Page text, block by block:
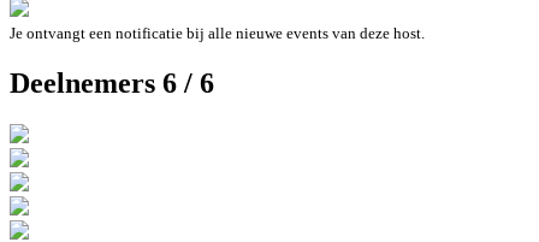
Je ontvangt een notificatie bij alle nieuwe events van deze host.
Deelnemers 6 / 6